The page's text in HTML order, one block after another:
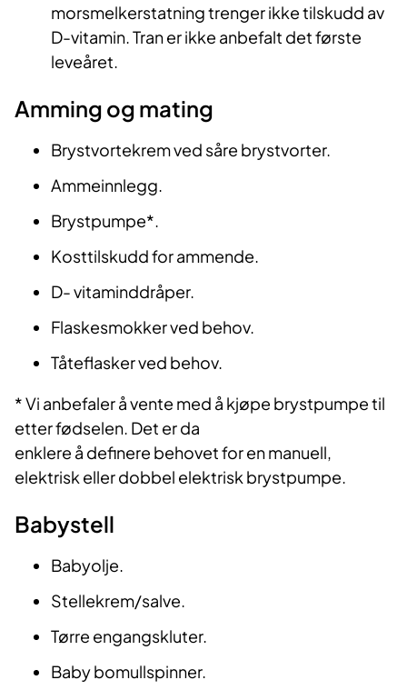
morsmelkerstatning trenger ikke tilskudd av
D-vitamin. Tran er ikke anbefalt det første
leveåret.
Amming og mating
Brystvortekrem ved såre brystvorter.
Ammeinnlegg.
Brystpumpe*.
Kosttilskudd for ammende.
D- vitaminddråper.
Flaskesmokker ved behov.
Tåteflasker ved behov.
* Vi anbefaler å vente med å kjøpe brystpumpe til
etter fødselen. Det er da
enklere å definere behovet for en manuell,
elektrisk eller dobbel elektrisk brystpumpe.
Babystell
Babyolje.
Stellekrem/salve.
Tørre engangskluter.
Baby bomullspinner.